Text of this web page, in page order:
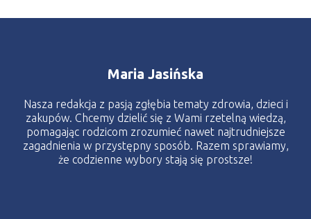
Maria Jasińska
Nasza redakcja z pasją zgłębia tematy zdrowia, dzieci i
zakupów. Chcemy dzielić się z Wami rzetelną wiedzą,
pomagając rodzicom zrozumieć nawet najtrudniejsze
zagadnienia w przystępny sposób. Razem sprawiamy,
że codzienne wybory stają się prostsze!